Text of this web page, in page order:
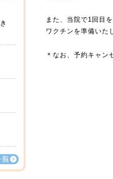
また、当院で1回目
ワクチンを準備いた
＊なお、予約キャン